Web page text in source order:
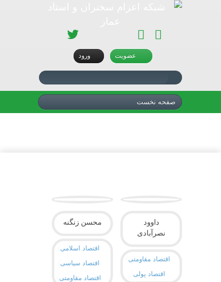
سروش
ورود عضویت
صفحه نخست
داوود
نصرآبادی
اقتصاد مقاومتی
اقتصاد پولی
محسن زنگنه
اقتصاد اسلامی
اقتصاد سیاسی
اقتصاد مقاومتی